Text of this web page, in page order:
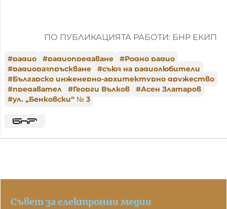
ПО ПУБЛИКАЦИЯТА РАБОТИ: БНР ЕКИП
#радио #радиопредаване #Родно радио
#радиоразпръскване #съюз на радиолюбители
#Българско инженерно-архитектурно дружество
#предавател #Георги Вълков #Асен Златаров
#ул. „Бенковски“ № 3
Съвет за електронни медии